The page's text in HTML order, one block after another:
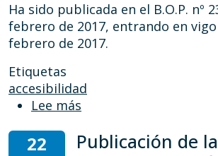
Ha sido publicada en el B.O.P. nº
febrero de 2017, entrando en
febrero de 2017.
Etiquetas
accesibilidad
Lee más
22
Publicación de la